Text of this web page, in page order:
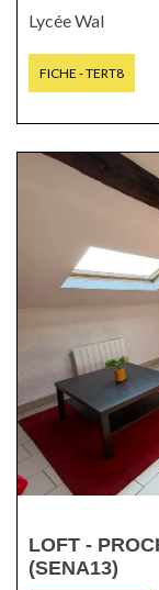
Lycée Wal
FICHE - TERT8
LOFT -
(SENA13)